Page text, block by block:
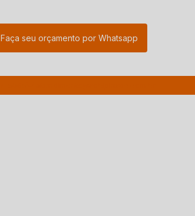
Faça seu orçamento por Whatsapp